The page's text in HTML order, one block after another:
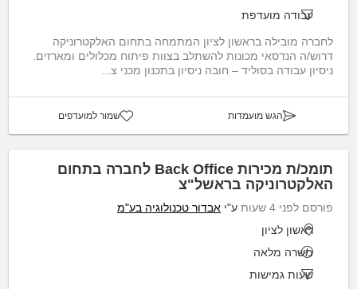
עבודה מועדפת
לחברה מובילה בראשון לציון המתמחה בתחום האלקטרוניקה
דרוש/ה הנדסאי מכונות להשתלב בצוות פיתוח מכלולים ומארזים.
ניסיון עבודה בסוליד – חובה ניסיון בתכנון מכני צ...
הגש מועמדות שמור למועדפים
תומכ/ת מכירות Back Office לחברה בתחום
האלקטרוניקה בראשל"צ
פורסם לפני 4 שעות ע"י אבדור טכנולוגיה בע"מ
ראשון לציון
משרה מלאה
שעות גמישות